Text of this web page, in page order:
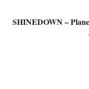
SHINEDOWN –